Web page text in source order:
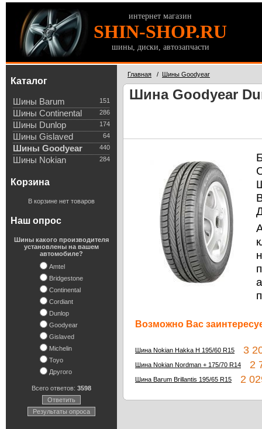
интернет магазин
SHIN-SHOP.RU
шины, диски, автозапчасти
Каталог
151
Шины Barum
286
Шины Continental
174
Шины Dunlop
64
Шины Gislaved
440
Шины Goodyear
284
Шины Nokian
Корзина
В корзине нет товаров
Наш опрос
Шины какого производителя
установлены на вашем
автомобиле?
Amtel
Bridgestone
Continental
Cordiant
Dunlop
Goodyear
Gislaved
Michelin
Toyo
Другого
Всего ответов: 3598
Ответить
Результаты опроса
Главная / Шины Goodyear
Шина Goodyear
Возможно Вас
Шина Nokian Hakka H 195/60 R15 3
Шина Nokian Nordman + 175/70 R14 2
Шина Barum Brillantis 195/65 R15 2